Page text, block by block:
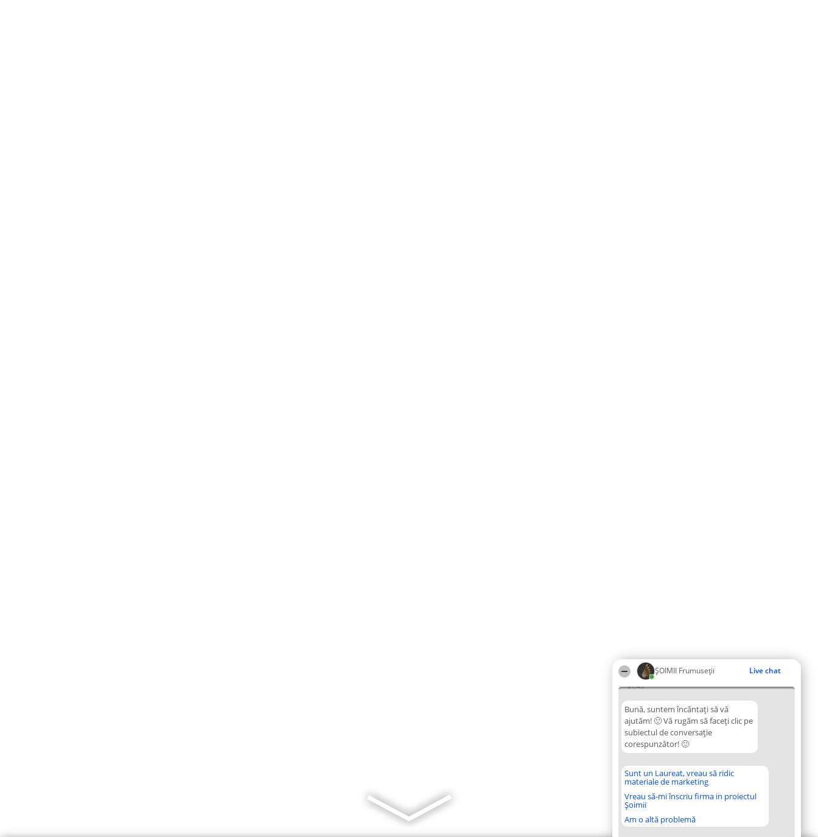
ȘOIMII Frumuseții Live chat
01:43
Bună, suntem încântați să vă
ajutăm! 🙂 Vă rugăm să faceți clic pe
subiectul de conversație
corespunzător! 🙂
Sunt un Laureat, vreau să ridic
materiale de marketing
Vreau să-mi înscriu firma in proiectul
Șoimii
Am o altă problemă